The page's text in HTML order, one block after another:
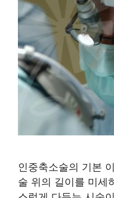
인중축소술의 기본
술 위의 길이를 미세